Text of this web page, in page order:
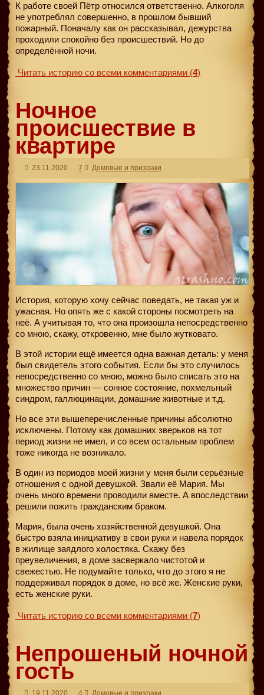
К работе своей Пётр относился ответственно. Алкоголя
не употреблял совершенно, в прошлом бывший
пожарный. Поначалу как он рассказывал, дежурства
проходили спокойно без происшествий. Но до
определённой ночи.
Читать историю со всеми комментариями (4)
Ночное
происшествие в
квартире
23.11.2020 7 Домовые и призраки
История, которую хочу сейчас поведать, не такая уж и
ужасная. Но опять же с какой стороны посмотреть на
неё. А учитывая то, что она произошла непосредственно
со мною, скажу, откровенно, мне было жутковато.
В этой истории ещё имеется одна важная деталь: у меня
был свидетель этого события. Если бы это случилось
непосредственно со мною, можно было списать это на
множество причин — сонное состояние, похмельный
синдром, галлюцинации, домашние животные и т.д.
Но все эти вышеперечисленные причины абсолютно
исключены. Потому как домашних зверьков на тот
период жизни не имел, и со всем остальным проблем
тоже никогда не возникало.
В один из периодов моей жизни у меня были серьёзные
отношения с одной девушкой. Звали её Мария. Мы
очень много времени проводили вместе. А впоследствии
решили пожить гражданским браком.
Мария, была очень хозяйственной девушкой. Она
быстро взяла инициативу в свои руки и навела порядок
в жилище заядлого холостяка. Скажу без
преувеличения, в доме засверкало чистотой и
свежестью. Не подумайте только, что до этого я не
поддерживал порядок в доме, но всё же. Женские руки,
есть женские руки.
Читать историю со всеми комментариями (7)
Непрошеный ночной
гость